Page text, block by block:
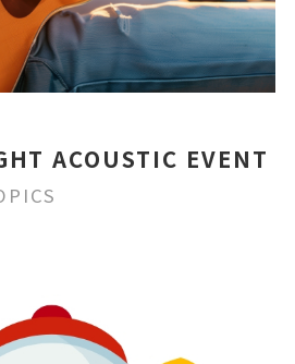
ACOUSTIC EVENT